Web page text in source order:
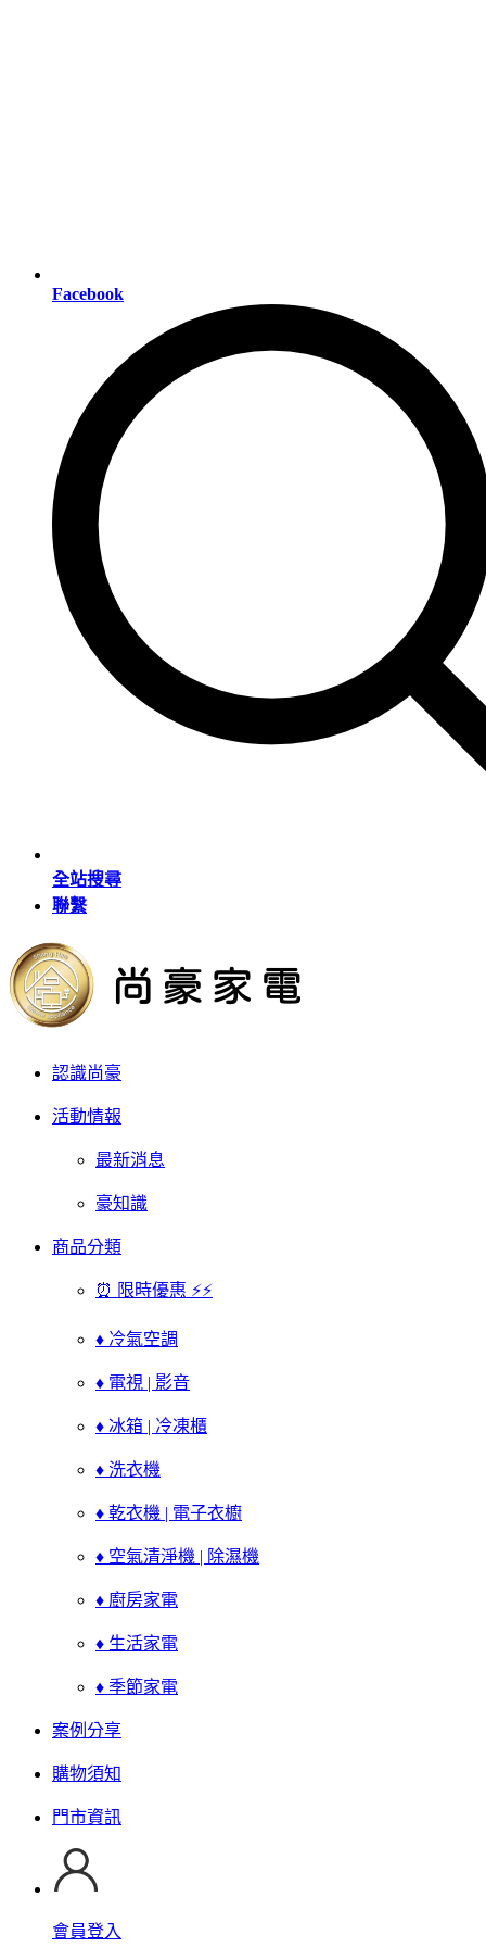
Facebook
全站搜尋
聯繫
認識尚豪
活動情報
最新消息
豪知識
商品分類
⏰ 限時優惠 ⚡⚡
♦ 冷氣空調
♦ 電視 | 影音
♦ 冰箱 | 冷凍櫃
♦ 洗衣機
♦ 乾衣機 | 電子衣櫥
♦ 空氣清淨機 | 除濕機
♦ 廚房家電
♦ 生活家電
♦ 季節家電
案例分享
購物須知
門市資訊
會員登入